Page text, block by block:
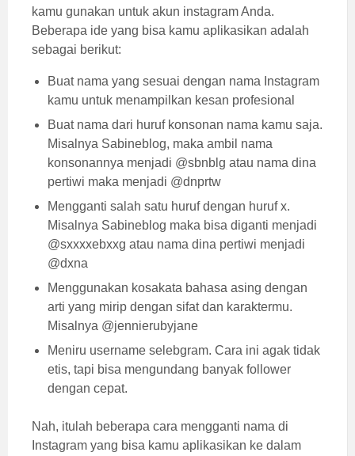
kamu gunakan untuk akun instagram Anda.
Beberapa ide yang bisa kamu aplikasikan adalah
sebagai berikut:
Buat nama yang sesuai dengan nama Instagram
kamu untuk menampilkan kesan profesional
Buat nama dari huruf konsonan nama kamu saja.
Misalnya Sabineblog, maka ambil nama
konsonannya menjadi @sbnblg atau nama dina
pertiwi maka menjadi @dnprtw
Mengganti salah satu huruf dengan huruf x.
Misalnya Sabineblog maka bisa diganti menjadi
@sxxxxebxxg atau nama dina pertiwi menjadi
@dxna
Menggunakan kosakata bahasa asing dengan
arti yang mirip dengan sifat dan karaktermu.
Misalnya @jennierubyjane
Meniru username selebgram. Cara ini agak tidak
etis, tapi bisa mengundang banyak follower
dengan cepat.
Nah, itulah beberapa cara mengganti nama di
Instagram yang bisa kamu aplikasikan ke dalam